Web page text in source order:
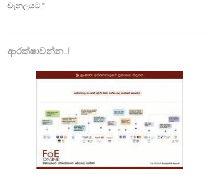
චැනලයට."
ආරක්ෂාවන්න..!